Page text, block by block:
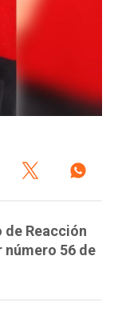
Reacción
número 56 de